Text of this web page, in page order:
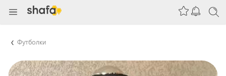
Футболки